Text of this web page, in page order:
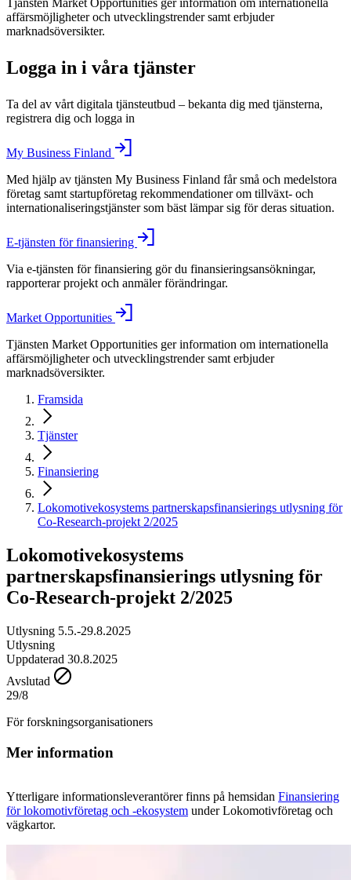
Tjänsten Market Opportunities ger information om internationella
affärsmöjligheter och utvecklingstrender samt erbjuder
marknadsöversikter.
Logga in i våra tjänster
Ta del av vårt digitala tjänsteutbud – bekanta dig med tjänsterna,
registrera dig och logga in
My Business Finland
Med hjälp av tjänsten My Business Finland får små och medelstora
företag samt startupföretag rekommendationer om tillväxt- och
internationaliseringstjänster som bäst lämpar sig för deras situation.
E-tjänsten för finansiering
Via e-tjänsten för finansiering gör du finansieringsansökningar,
rapporterar projekt och anmäler förändringar.
Market Opportunities
Tjänsten Market Opportunities ger information om internationella
affärsmöjligheter och utvecklingstrender samt erbjuder
marknadsöversikter.
Framsida
Tjänster
Finansiering
Lokomotivekosystems partnerskapsfinansierings utlysning för
Co-Research-projekt 2/2025
Lokomotivekosystems
partnerskapsfinansierings utlysning för
Co-Research-projekt 2/2025
Utlysning 5.5.-29.8.2025
Utlysning
Uppdaterad 30.8.2025
Avslutad
29/8
För forskningsorganisationers
Mer information
Ytterligare informationsleverantörer finns på hemsidan Finansiering
för lokomotivföretag och -ekosystem under Lokomotivföretag och
vägkartor.